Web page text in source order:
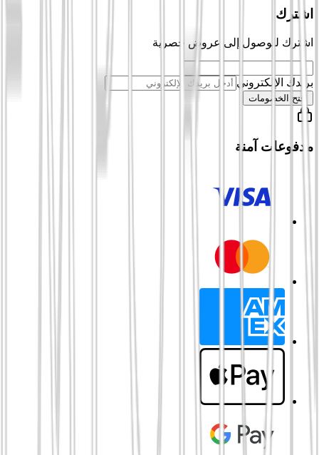
اشترك
اشترك للوصول إلى عروض حصرية
بريدك الإلكتروني
افتح الخصومات
مدفوعات آمنة